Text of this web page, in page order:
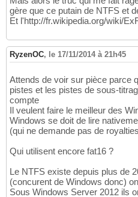
gère que ce putain de NTFS et
Et l'http://fr.wikipedia.org/wiki/
RyzenOC, le 17/11/2014 à 21h45
Attends de voir sur pièce parce
pistes et les pistes de sous-
compte
Il veulent faire le meilleur des
Windows se doit de lire
(qui ne demande pas de
Qui utilisent encore fat16 ?
Le NTFS existe depuis plus de
(concurent de Windows donc)
Sous Windows Server 2012 ils